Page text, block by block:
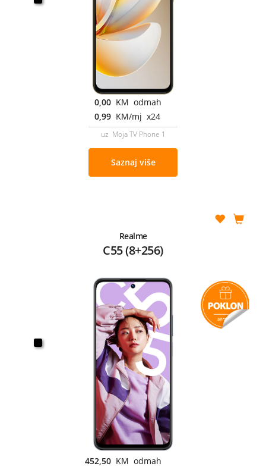
0,00 KM odmah
0,99 KM/mj x24
uz Moja TV Phone 1
Saznaj više
Realme
C55 (8+256)
452,50 KM odmah